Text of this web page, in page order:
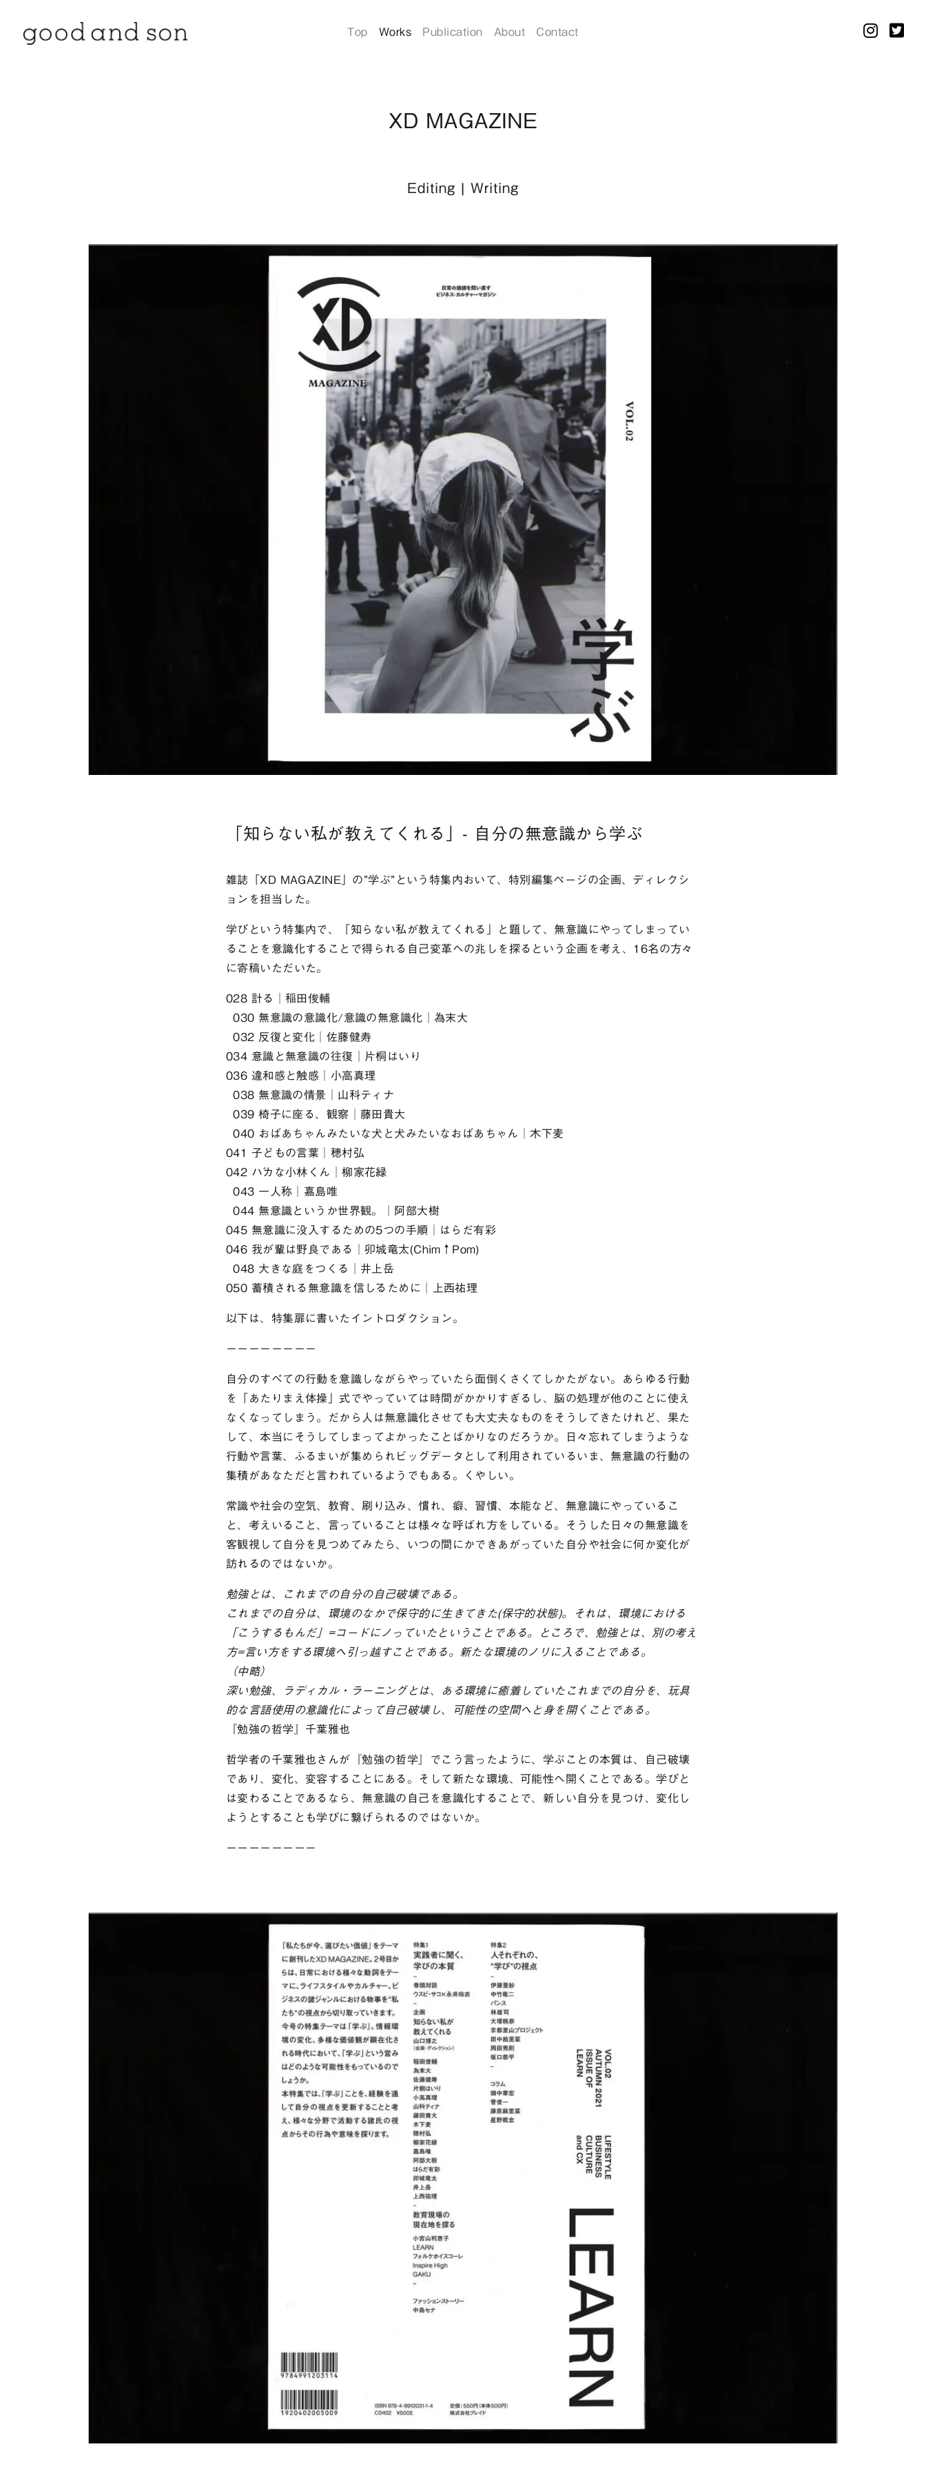
Top Works Publication About Contact
XD MAGAZINE
Editing | Writing
「知らない私が教えてくれる」- 自分の無意識から学ぶ
雑誌「XD MAGAZINE」の”学ぶ”という特集内おいて、特別編集ページの企画、ディレクシ
ョンを担当した。
学びという特集内で、「知らない私が教えてくれる」と題して、無意識にやってしまってい
ることを意識化することで得られる自己変革への兆しを探るという企画を考え、16名の方々
に寄稿いただいた。
028 計る│稲田俊輔
030 無意識の意識化/意識の無意識化│為末大
032 反復と変化│佐藤健寿
034 意識と無意識の往復│片桐はいり
036 違和感と触感│小高真理
038 無意識の情景│山科ティナ
039 椅子に座る、観察│藤田貴大
040 おばあちゃんみたいな犬と犬みたいなおばあちゃん│木下麦
041 子どもの言葉│穂村弘
042 バカな小林くん│柳家花緑
043 一人称│嘉島唯
044 無意識というか世界観。│阿部大樹
045 無意識に没入するための5つの手順│はらだ有彩
046 我が輩は野良である│卯城竜太(Chim↑Pom)
048 大きな庭をつくる│井上岳
050 蓄積される無意識を信じるために│上西祐理
以下は、特集扉に書いたイントロダクション。
ーーーーーーーー
自分のすべての行動を意識しながらやっていたら面倒くさくてしかたがない。あらゆる行動
を「あたりまえ体操」式でやっていては時間がかかりすぎるし、脳の処理が他のことに使え
なくなってしまう。だから人は無意識化させても大丈夫なものをそうしてきたけれど、果た
して、本当にそうしてしまってよかったことばかりなのだろうか。日々忘れてしまうような
行動や言葉、ふるまいが集められビッグデータとして利用されているいま、無意識の行動の
集積があなただと言われているようでもある。くやしい。
常識や社会の空気、教育、刷り込み、慣れ、癖、習慣、本能など、無意識にやっているこ
と、考えいること、言っていることは様々な呼ばれ方をしている。そうした日々の無意識を
客観視して自分を見つめてみたら、いつの間にかできあがっていた自分や社会に何か変化が
訪れるのではないか。
勉強とは、これまでの自分の自己破壊である。
これまでの自分は、環境のなかで保守的に生きてきた(保守的状態)。それは、環境における
「こうするもんだ」=コードにノっていたということである。ところで、勉強とは、別の考え
方=言い方をする環境へ引っ越すことである。新たな環境のノリに入ることである。
（中略）
深い勉強、ラディカル・ラーニングとは、ある環境に癒着していたこれまでの自分を、玩具
的な言語使用の意識化によって自己破壊し、可能性の空間へと身を開くことである。
『勉強の哲学』千葉雅也
哲学者の千葉雅也さんが『勉強の哲学』でこう言ったように、学ぶことの本質は、自己破壊
であり、変化、変容することにある。そして新たな環境、可能性へ開くことである。学びと
は変わることであるなら、無意識の自己を意識化することで、新しい自分を見つけ、変化し
ようとすることも学びに繋げられるのではないか。
ーーーーーーーー